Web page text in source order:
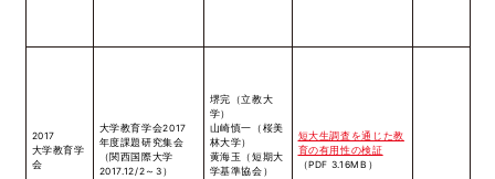
2017
大学教育学
会
大学教育学会2017
年度課題研究集会
（関西国際大学
2017.12/2～3）
堺完（立教大
学）
山崎慎一（桜美
林大学）
黄海玉（短期大
学基準協会）
短大生調査を通じた教
育の有用性の検証
（PDF 3.16MB）